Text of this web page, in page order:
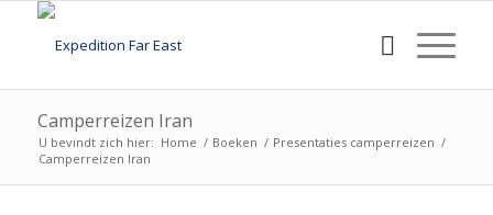
Camperreizen Iran
U bevindt zich hier: Home / Boeken / Presentaties camperreizen /
Camperreizen Iran